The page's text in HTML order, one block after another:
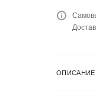
ОПИСАНИЕ